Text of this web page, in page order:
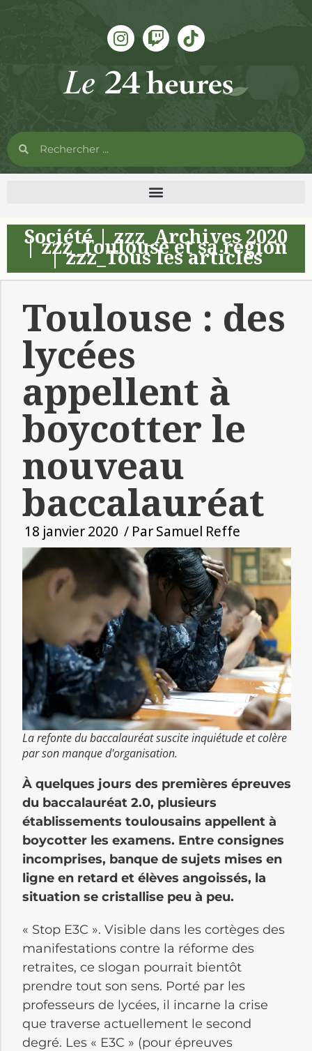
Société|zzz_Archives 2020
|zzz_Toulouse et sa région
|zzz_Tous les articles
Toulouse : des
lycées
appellent à
boycotter le
nouveau
baccalauréat
18 janvier 2020 / ParSamuel Reffe
La refonte du baccalauréat suscite inquiétude et colère
par son manque d'organisation.
À quelques jours des premières épreuves
du baccalauréat 2.0, plusieurs
établissements toulousains appellent à
boycotter les examens. Entre consignes
incomprises, banque de sujets mises en
ligne en retard et élèves angoissés, la
situation se cristallise peu à peu.
« Stop E3C ». Visible dans les cortèges des
manifestations contre la réforme des
retraites, ce slogan pourrait bientôt
prendre tout son sens. Porté par les
professeurs de lycées, il incarne la crise
que traverse actuellement le second
degré. Les « E3C » (pour épreuves